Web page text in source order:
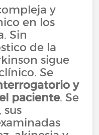
y
en los
Sin
de la
sigue
Se
y
paciente. Se